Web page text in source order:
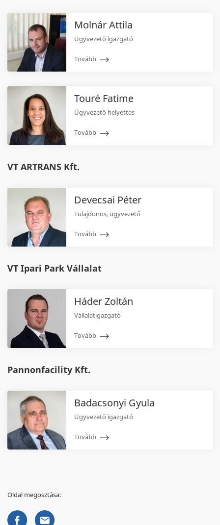
Molnár Attila
Ügyvezető igazgató
Tovább
Touré Fatime
Ügyvezető helyettes
Tovább
VT ARTRANS Kft.
Devecsai Péter
Tulajdonos, ügyvezető
Tovább
VT Ipari Park Vállalat
Háder Zoltán
Vállalatigazgató
Tovább
Pannonfacility Kft.
Badacsonyi Gyula
Ügyvezető igazgató
Tovább
Oldal megosztása: